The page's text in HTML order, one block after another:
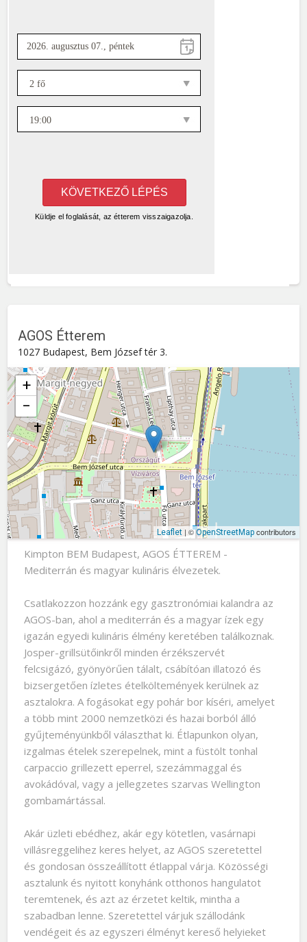
AGOS Étterem
1027 Budapest, Bem József tér 3.
+
−
Leaflet| ©OpenStreetMapcontributors
AGOS Étterem
Bem József tér 3. , 1027Budapest
Kimpton BEM Budapest, AGOS ÉTTEREM -
Mediterrán és magyar kulináris élvezetek.
Csatlakozzon hozzánk egy gasztronómiai kalandra az
AGOS-ban, ahol a mediterrán és a magyar ízek egy
igazán egyedi kulináris élmény keretében találkoznak.
Josper-grillsütőinkről minden érzékszervét
felcsigázó, gyönyörűen tálalt, csábítóan illatozó és
bizsergetően ízletes ételköltemények kerülnek az
asztalokra. A fogásokat egy pohár bor kíséri, amelyet
a több mint 2000 nemzetközi és hazai borból álló
gyűjteményünkből választhat ki. Étlapunkon olyan,
izgalmas ételek szerepelnek, mint a füstölt tonhal
carpaccio grillezett eperrel, szezámmaggal és
avokádóval, vagy a jellegzetes szarvas Wellington
gombamártással.
Akár üzleti ebédhez, akár egy kötetlen, vasárnapi
villásreggelihez keres helyet, az AGOS szeretettel
és gondosan összeállított étlappal várja. Közösségi
asztalunk és nyitott konyhánk otthonos hangulatot
teremtenek, és azt az érzetet keltik, mintha a
szabadban lenne. Szeretettel várjuk szállodánk
vendégeit és az egyszeri élményt kereső helyieket